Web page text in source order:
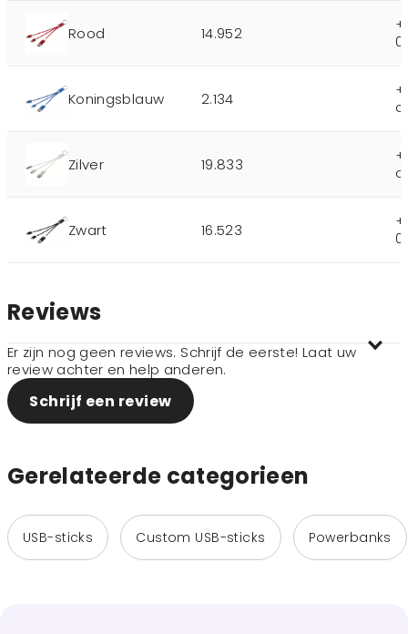
Rood 14.952
Koningsblauw 2.134
Zilver 19.833
Zwart 16.523
Reviews
Er zijn nog geen reviews. Schrijf de eerste! Laat uw
review achter en help anderen.
Schrijf een review
Gerelateerde categorieen
USB-sticks Custom USB-sticks Powerbanks